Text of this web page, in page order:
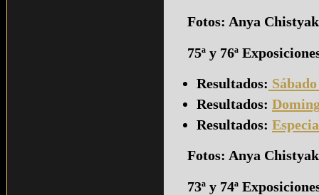
Fotos: Anya
75ª y 76ª
Resultados:
Resultados:
Resultados:
Fotos: Anya
73ª y 74ª